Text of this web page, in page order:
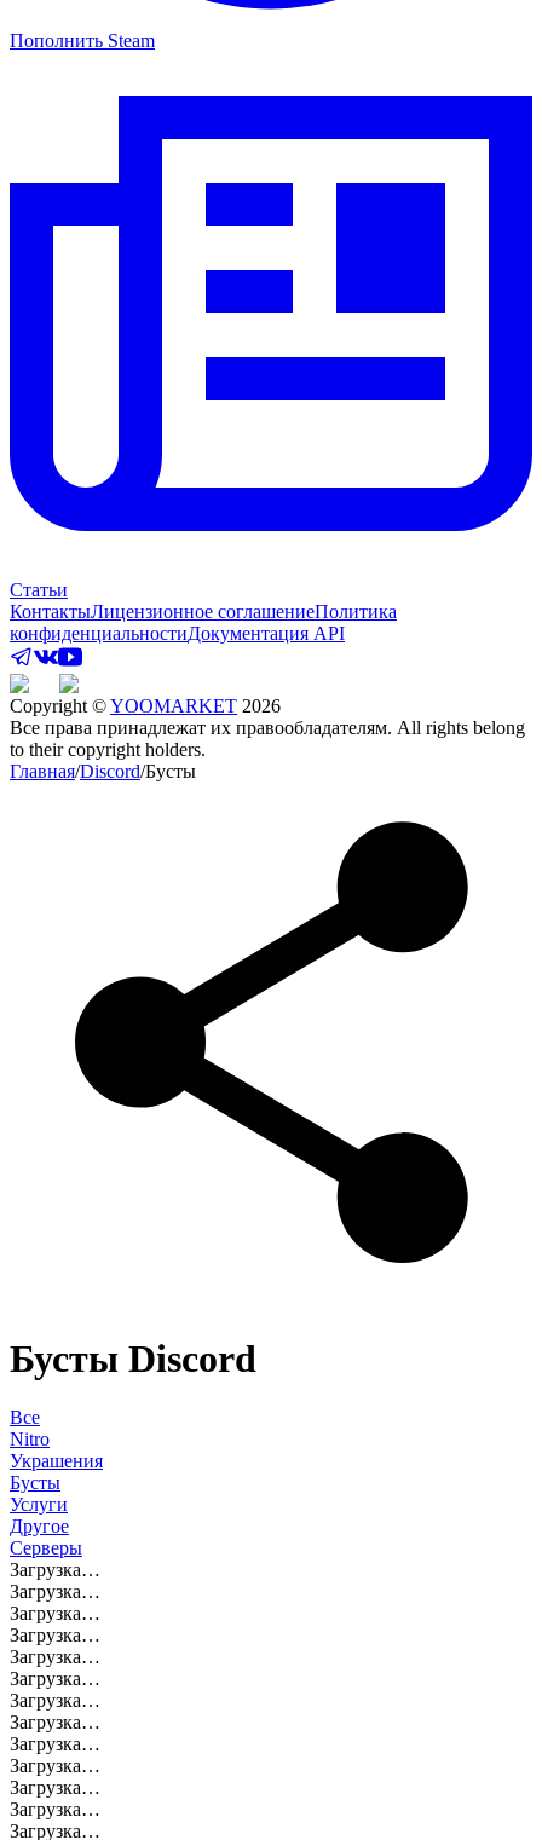
Пополнить Steam
Статьи
КонтактыЛицензионное соглашениеПолитика
конфиденциальностиДокументация API
Copyright ©YOOMARKET 2026
Все права принадлежат их правообладателям. All rights belong
to their copyright holders.
Главная/Discord/Бусты
Бусты Discord
Все
Nitro
Украшения
Бусты
Услуги
Другое
Серверы
Загрузка…
Загрузка…
Загрузка…
Загрузка…
Загрузка…
Загрузка…
Загрузка…
Загрузка…
Загрузка…
Загрузка…
Загрузка…
Загрузка…
Загрузка…